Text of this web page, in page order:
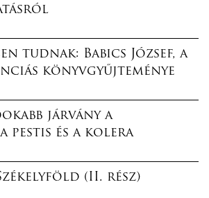
tudnak: Babics József, a
könyvgyűjteménye
járvány a
pestis és a kolera
(II. rész)